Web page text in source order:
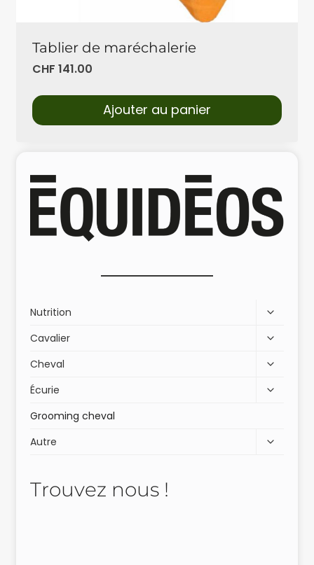
Tablier de maréchalerie
CHF 141.00
Ajouter au panier
Nutrition
Cavalier
Cheval
Écurie
Grooming cheval
Autre
Trouvez nous !